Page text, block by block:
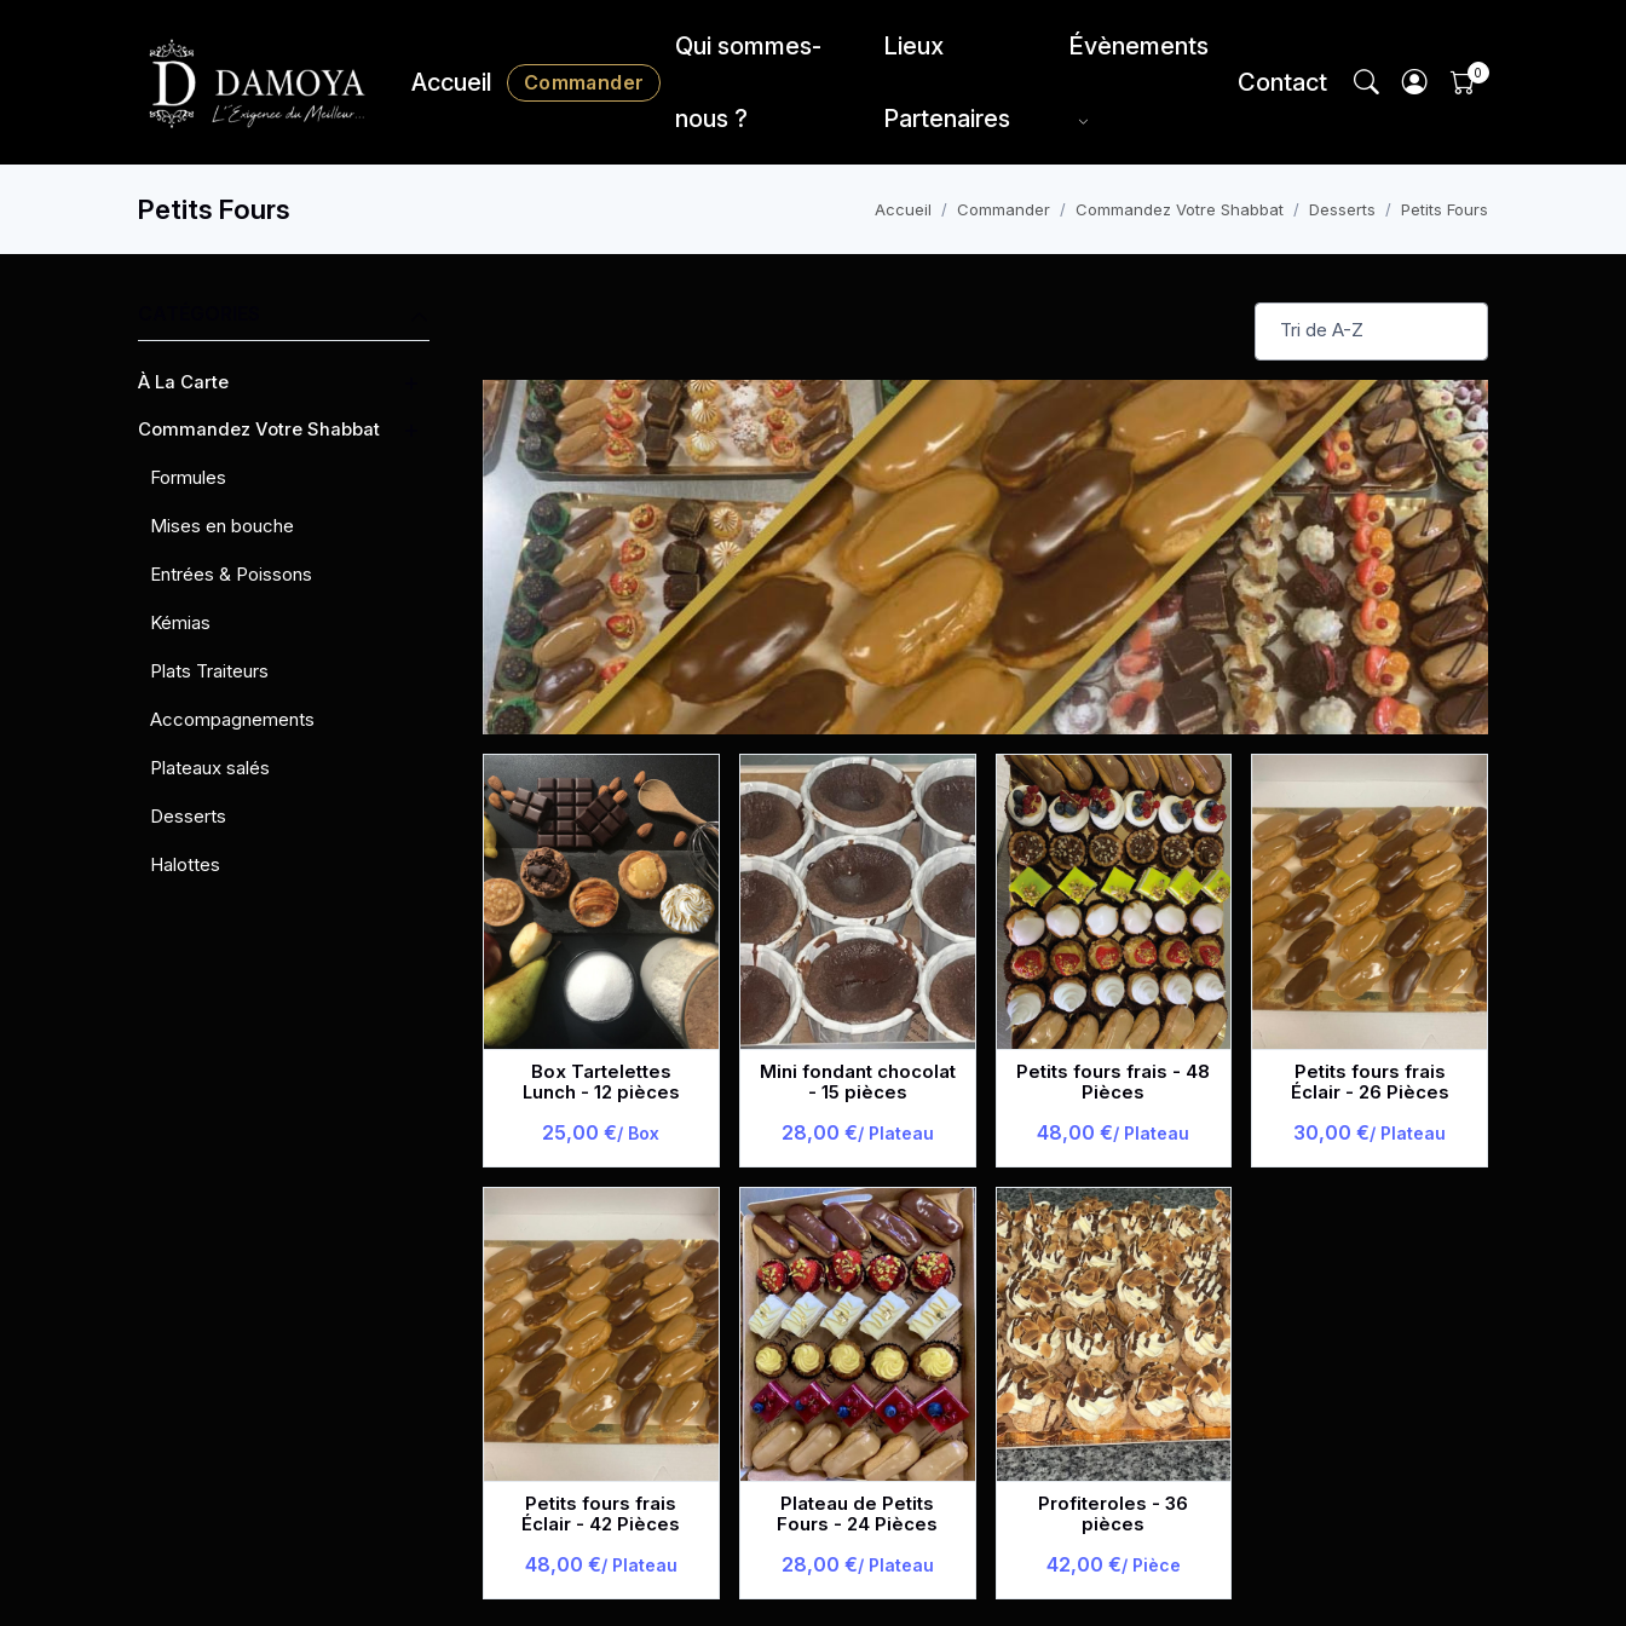
Accueil Commander
Qui sommes-
nous ?
Lieux
Partenaires
Évènements
Contact
Petits Fours Accueil Commander Commandez Votre Shabbat Desserts Petits Fours
À La Carte
Commandez Votre Shabbat
Formules
Mises en bouche
Entrées & Poissons
Kémias
Plats Traiteurs
Accompagnements
Plateaux salés
Desserts
Halottes
Box Tartelettes
Lunch - 12 pièces
25,00 €/ Box
Mini fondant chocolat
- 15 pièces
28,00 €/ Plateau
Petits fours frais - 48
Pièces
48,00 €/ Plateau
Petits fours frais
Éclair - 26 Pièces
30,00 €/ Plateau
Petits fours frais
Éclair - 42 Pièces
48,00 €/ Plateau
Plateau de Petits
Fours - 24 Pièces
28,00 €/ Plateau
Profiteroles - 36
pièces
42,00 €/ Pièce